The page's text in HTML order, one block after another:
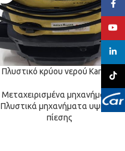
Πλυστικό κρύου νερού Karcher
Μεταχειρισμένα μηχανήματα,
Πλυστικά μηχανήματα υψηλής
πίεσης